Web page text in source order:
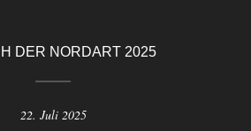
DER NORDART 2025
22. Juli 2025